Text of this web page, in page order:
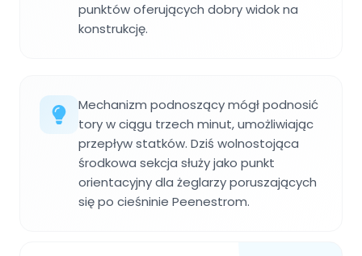
punktów oferujących dobry widok na
konstrukcję.
Mechanizm podnoszący mógł podnosić
tory w ciągu trzech minut, umożliwiając
przepływ statków. Dziś wolnostojąca
środkowa sekcja służy jako punkt
orientacyjny dla żeglarzy poruszających
się po cieśninie Peenestrom.